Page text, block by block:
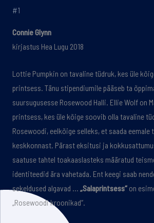
#1
Connie Glynn
kirjastus Hea Lugu 2018
Lottie Pumpkin on tavaline tüdruk, kes üle
printsess. Tänu stipendiumile pääseb ta
suursugusesse Rosewood Halli. Ellie Wolf on
printsess, kes üle kõige soovib olla tavaline
Rosewoodi, eelkõige selleks, et saada
keskkonnast. Pärast eksitusi ja
saatuse tahtel toakaaslasteks määratud
identiteedid ära vahetada. Ent keegi saab
sekeldused algavad … „Salaprintsess“ on
„Rosewoodi kroonikad“.